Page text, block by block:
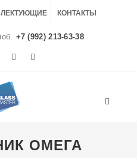
КОНТАКТЫ
+7 (992) 213-63-38
ОМЕГА